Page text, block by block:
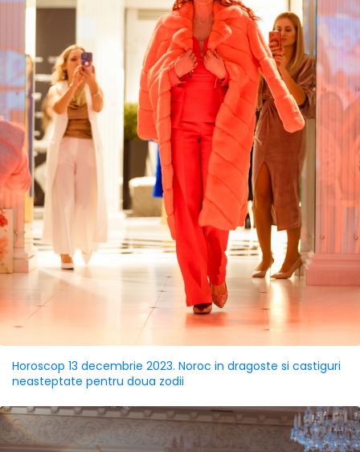
Horoscop 13 decembrie 2023. Noroc in dragoste si castiguri
neasteptate pentru doua zodii